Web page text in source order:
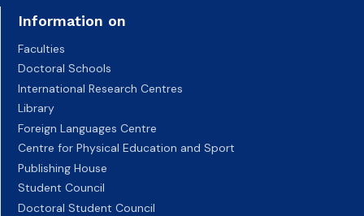
Information on
Faculties
Doctoral Schools
International Research Centres
Library
Foreign Languages Centre
Centre for Physical Education and Sport
Publishing House
Student Council
Doctoral Student Council